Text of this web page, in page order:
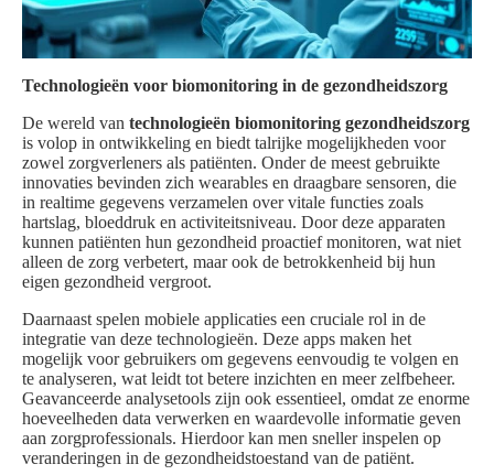
Technologieën voor biomonitoring in de gezondheidszorg
De wereld van technologieën biomonitoring gezondheidszorg
is volop in ontwikkeling en biedt talrijke mogelijkheden voor
zowel zorgverleners als patiënten. Onder de meest gebruikte
innovaties bevinden zich wearables en draagbare sensoren, die
in realtime gegevens verzamelen over vitale functies zoals
hartslag, bloeddruk en activiteitsniveau. Door deze apparaten
kunnen patiënten hun gezondheid proactief monitoren, wat niet
alleen de zorg verbetert, maar ook de betrokkenheid bij hun
eigen gezondheid vergroot.
Daarnaast spelen mobiele applicaties een cruciale rol in de
integratie van deze technologieën. Deze apps maken het
mogelijk voor gebruikers om gegevens eenvoudig te volgen en
te analyseren, wat leidt tot betere inzichten en meer zelfbeheer.
Geavanceerde analysetools zijn ook essentieel, omdat ze enorme
hoeveelheden data verwerken en waardevolle informatie geven
aan zorgprofessionals. Hierdoor kan men sneller inspelen op
veranderingen in de gezondheidstoestand van de patiënt.